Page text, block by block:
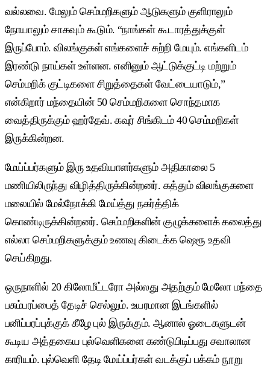
வல்லவை. மேலும் செம்மறிகளும் ஆடுகளும் குளிராலும்
நோயாலும் சாகவும் கூடும். “நாங்கள் கூடாரத்துக்குள்
இருப்போம். விலங்குகள் எங்களைச் சுற்றி மேயும். எங்களிடம்
இரண்டு நாய்கள் உள்ளன. எனினும் ஆட்டுக்குட்டி மற்றும்
செம்மறிக் குட்டிகளை சிறுத்தைகள் வேட்டையாடும்,”
என்கிறார் மந்தையின் 50 செம்மறிகளை சொந்தமாக
வைத்திருக்கும் ஹர்தேவ். கவுர் சிங்கிடம் 40 செம்மறிகள்
இருக்கின்றன.
மேய்ப்பர்களும் இரு உதவியாளர்களும் அதிகாலை 5
மணியிலிருந்து விழித்திருக்கின்றனர். கத்தும் விலங்குகளை
மலையில் மேல்நோக்கி மேய்த்து நகர்த்திக்
கொண்டிருக்கின்றனர். செம்மறிகளின் குழுக்களைக் கலைத்து
எல்லா செம்மறிகளுக்கும் உணவு கிடைக்க ஷெரூ உதவி
செய்கிறது.
ஒருநாளில் 20 கிலோமீட்டரோ அல்லது அதற்கும் மேலோ மந்தை
பசும்பரப்பைத் தேடிச் செல்லும். உயரமான இடங்களில்
பனிப்பரப்புக்குக் கீழே புல் இருக்கும். ஆனால் ஓடைகளுடன்
கூடிய அத்தகைய புல்வெளிகளை கண்டுபிடிப்பது சவாலான
காரியம். புல்வெளி தேடி மேய்ப்பர்கள் வடக்குப் பக்கம் நூறு